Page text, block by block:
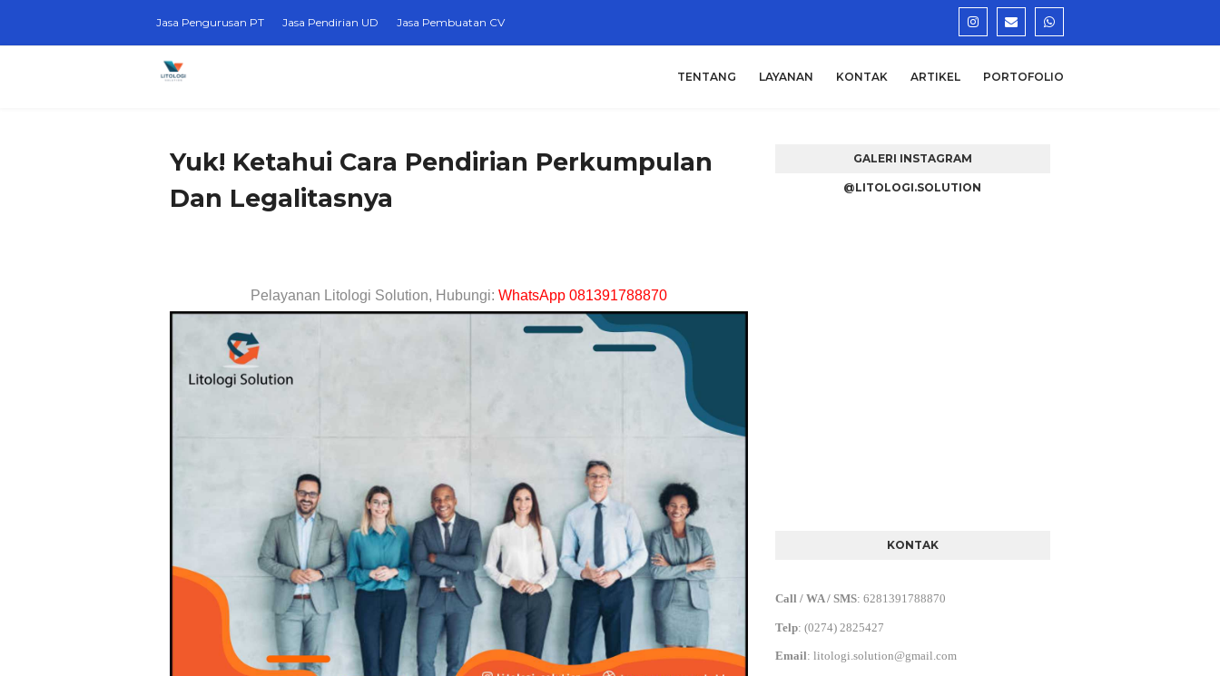
Jasa Pengurusan PT Jasa Pendirian UD Jasa Pembuatan CV
TENTANG LAYANAN KONTAK ARTIKEL PORTOFOLIO
Yuk! Ketahui Cara Pendirian Perkumpulan
Dan Legalitasnya
Pelayanan Litologi Solution, Hubungi: WhatsApp 081391788870
GALERI INSTAGRAM
@LITOLOGI.SOLUTION
KONTAK
Call / WA / SMS: 6281391788870
Telp: (0274) 2825427
Email: litologi.solution@gmail.com